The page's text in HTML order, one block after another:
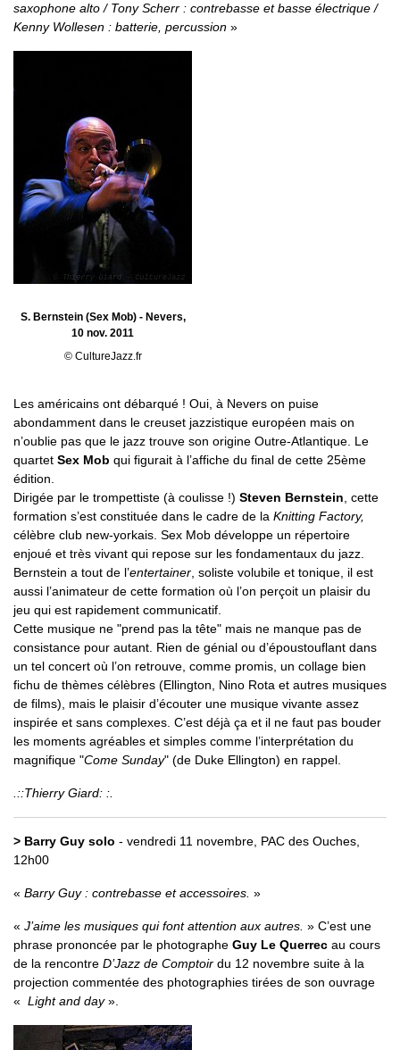
saxophone alto / Tony Scherr : contrebasse et basse électrique /
Kenny Wollesen : batterie, percussion
S. Bernstein (Sex Mob) - Nevers,
10 nov. 2011
© CultureJazz.fr
Les américains ont débarqué ! Oui, à Nevers on puise
abondamment dans le creuset jazzistique européen mais on
n’oublie pas que le jazz trouve son origine Outre-Atlantique. Le
quartet Sex Mob qui figurait à l’affiche du final de cette 25ème
édition.
Dirigée par le trompettiste (à coulisse !) Steven Bernstein, cette
formation s’est constituée dans le cadre de la Knitting Factory,
célèbre club new-yorkais. Sex Mob développe un répertoire
enjoué et très vivant qui repose sur les fondamentaux du jazz.
Bernstein a tout de l’entertainer, soliste volubile et tonique, il est
aussi l’animateur de cette formation où l’on perçoit un plaisir du
jeu qui est rapidement communicatif.
Cette musique ne "prend pas la tête" mais ne manque pas de
consistance pour autant. Rien de génial ou d’époustouflant dans
un tel concert où l’on retrouve, comme promis, un collage bien
fichu de thèmes célèbres (Ellington, Nino Rota et autres musiques
de films), mais le plaisir d’écouter une musique vivante assez
inspirée et sans complexes. C’est déjà ça et il ne faut pas bouder
les moments agréables et simples comme l’interprétation du
magnifique "Come Sunday" (de Duke Ellington) en rappel.
.::Thierry Giard: :.
> Barry Guy solo - vendredi 11 novembre, PAC des Ouches,
12h00
Barry Guy : contrebasse et accessoires.
« J’aime les musiques qui font attention aux autres. » C’est une
phrase prononcée par le photographe Guy Le Querrec au cours
de la rencontre D’Jazz de Comptoir du 12 novembre suite à la
projection commentée des photographies tirées de son ouvrage
« Light and day».